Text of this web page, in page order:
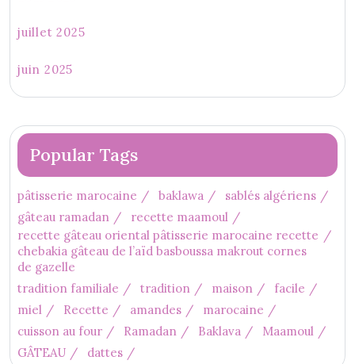
juillet 2025
juin 2025
Popular Tags
pâtisserie marocaine baklawa
sablés algériens
gâteau ramadan
recette maamoul
recette gâteau oriental pâtisserie marocaine recette
chebakia gâteau de l’aïd basboussa makrout cornes
de gazelle
tradition familiale
tradition maison
facile
miel
Recette amandes
marocaine
cuisson au four
Ramadan Baklava
Maamoul
GÂTEAU
dattes